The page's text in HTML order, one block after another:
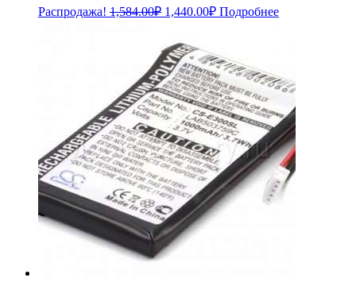
Распродажа! 1,584.00₽ Первоначальная
1,584.00₽.
1,440.00₽Текущая
цена:
Подробнее